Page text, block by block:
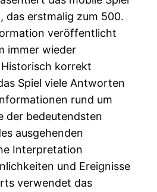
, das erstmalig zum 500.
veröffentlicht
immer wieder
korrekt
Spiel viele Antworten
rund um
der bedeutendsten
ausgehenden
Interpretation
und Ereignisse
verwendet das